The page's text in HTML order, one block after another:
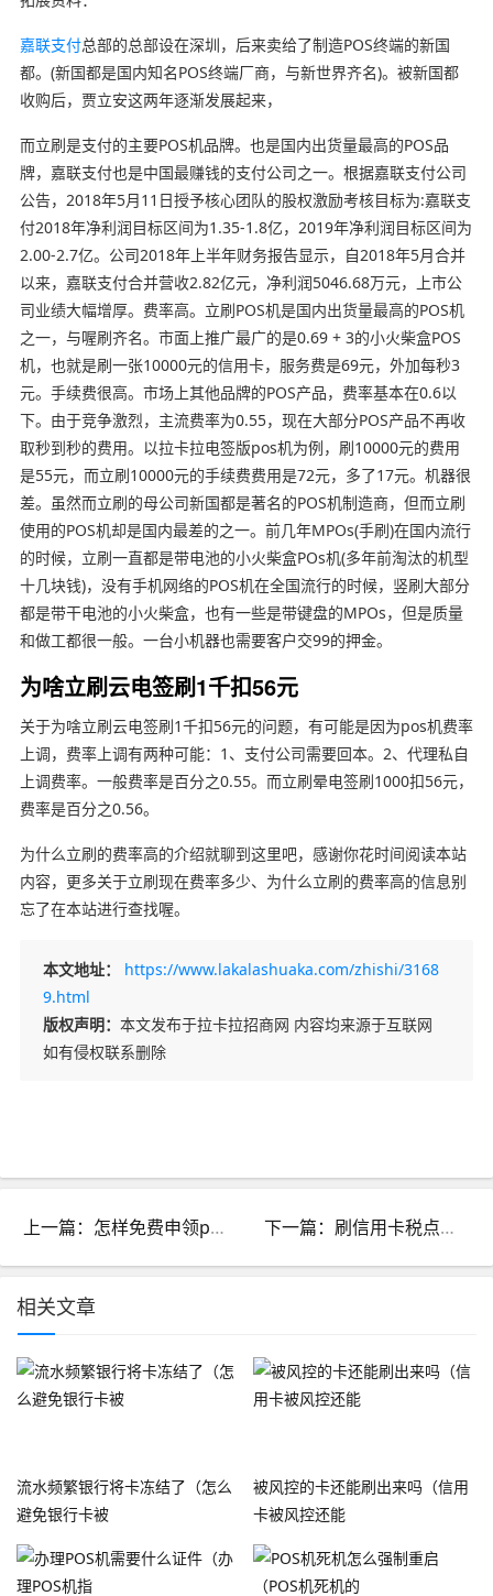
嘉联支付总部的总部设在深圳，后来卖给了制造POS终端的新国
都。(新国都是国内知名POS终端厂商，与新世界齐名)。被新国都
收购后，贾立安这两年逐渐发展起来，
而立刷是支付的主要POS机品牌。也是国内出货量最高的POS品
牌，嘉联支付也是中国最赚钱的支付公司之一。根据嘉联支付公司
公告，2018年5月11日授予核心团队的股权激励考核目标为:嘉联支
付2018年净利润目标区间为1.35-1.8亿，2019年净利润目标区间为
2.00-2.7亿。公司2018年上半年财务报告显示，自2018年5月合并
以来，嘉联支付合并营收2.82亿元，净利润5046.68万元，上市公
司业绩大幅增厚。费率高。立刷POS机是国内出货量最高的POS机
之一，与喔刷齐名。市面上推广最广的是0.69 + 3的小火柴盒POS
机，也就是刷一张10000元的信用卡，服务费是69元，外加每秒3
元。手续费很高。市场上其他品牌的POS产品，费率基本在0.6以
下。由于竞争激烈，主流费率为0.55，现在大部分POS产品不再收
取秒到秒的费用。以拉卡拉电签版pos机为例，刷10000元的费用
是55元，而立刷10000元的手续费费用是72元，多了17元。机器很
差。虽然而立刷的母公司新国都是著名的POS机制造商，但而立刷
使用的POS机却是国内最差的之一。前几年MPOs(手刷)在国内流行
的时候，立刷一直都是带电池的小火柴盒POs机(多年前淘汰的机型
十几块钱)，没有手机网络的POS机在全国流行的时候，竖刷大部分
都是带干电池的小火柴盒，也有一些是带键盘的MPOs，但是质量
和做工都很一般。一台小机器也需要客户交99的押金。
为啥立刷云电签刷1千扣56元
关于为啥立刷云电签刷1千扣56元的问题，有可能是因为pos机费率
上调，费率上调有两种可能：1、支付公司需要回本。2、代理私自
上调费率。一般费率是百分之0.55。而立刷晕电签刷1000扣56元，
费率是百分之0.56。
为什么立刷的费率高的介绍就聊到这里吧，感谢你花时间阅读本站
内容，更多关于立刷现在费率多少、为什么立刷的费率高的信息别
忘了在本站进行查找喔。
本文地址：
https://www.lakalashuaka.com/zhishi/3168
9.html
版权声明： 本文发布于拉卡拉招商网 内容均来源于互联网
如有侵权联系删除
上一篇：怎样免费申领pos机流程_在线申请pos机怎么办理 下一篇：刷信用卡税点是多少啊_刷信用卡税点是多少啊怎么算
相关文章
流水频繁银行将卡冻结了（怎么
避免银行卡被
被风控的卡还能刷出来吗（信用
卡被风控还能